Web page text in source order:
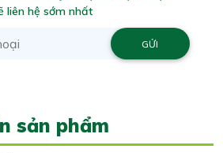
liên hệ sớm nhất
sản phẩm